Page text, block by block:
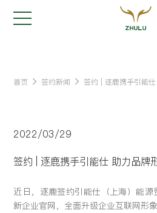
首页 签约新闻 签约 | 逐鹿携手引能
2022/03/29
签约 | 逐鹿携手引能仕 助力品牌
近日，逐鹿签约引能仕（上海）能
新企业官网，全面升级企业互联网形象
是我们最重要的工作之一...
公司名称:*
联系方式:*